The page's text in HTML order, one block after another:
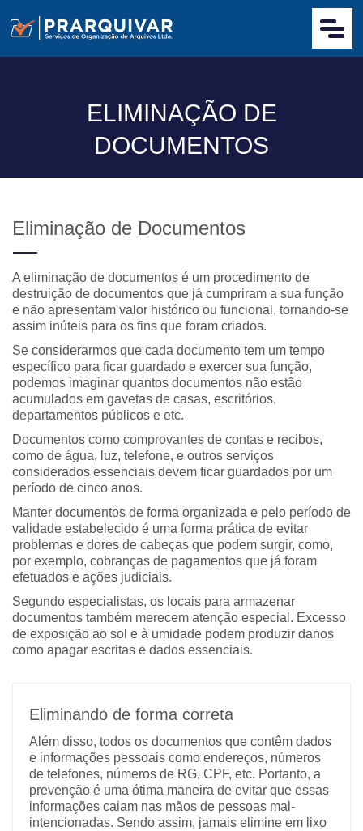
ELIMINAÇÃO DE
DOCUMENTOS
Eliminação de Documentos
A eliminação de documentos é um procedimento de
destruição de documentos que já cumpriram a sua função
e não apresentam valor histórico ou funcional, tornando-se
assim inúteis para os fins que foram criados.
Se considerarmos que cada documento tem um tempo
específico para ficar guardado e exercer sua função,
podemos imaginar quantos documentos não estão
acumulados em gavetas de casas, escritórios,
departamentos públicos e etc.
Documentos como comprovantes de contas e recibos,
como de água, luz, telefone, e outros serviços
considerados essenciais devem ficar guardados por um
período de cinco anos.
Manter documentos de forma organizada e pelo período de
validade estabelecido é uma forma prática de evitar
problemas e dores de cabeças que podem surgir, como,
por exemplo, cobranças de pagamentos que já foram
efetuados e ações judiciais.
Segundo especialistas, os locais para armazenar
documentos também merecem atenção especial. Excesso
de exposição ao sol e à umidade podem produzir danos
como apagar escritas e dados essenciais.
Eliminando de forma correta
Além disso, todos os documentos que contêm dados
e informações pessoais como endereços, números
de telefones, números de RG, CPF, etc. Portanto, a
prevenção é uma ótima maneira de evitar que essas
informações caiam nas mãos de pessoas mal-
intencionadas. Sendo assim, jamais elimine em lixo